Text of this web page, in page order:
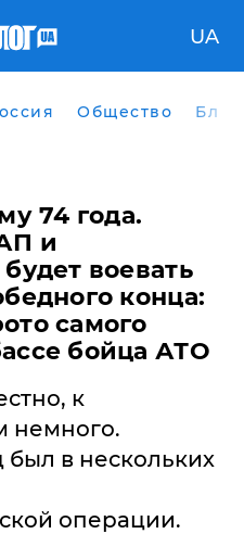
UA
Общество
74 года.
и
воевать
конца:
самого
бойца АТО
к
немного.
в нескольких
операции.